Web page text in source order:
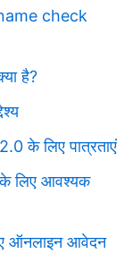
check
है?
के लिए पात्रताएं
लिए आवश्यक
ऑनलाइन आवेदन